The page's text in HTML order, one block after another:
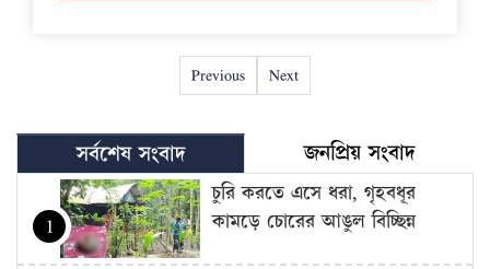
Previous Next
সর্বশেষ সংবাদ জনপ্রিয় সংবাদ
1
চুরি করতে এসে ধরা, গৃহবধূর
কামড়ে চোরের আঙুল বিচ্ছিন্ন